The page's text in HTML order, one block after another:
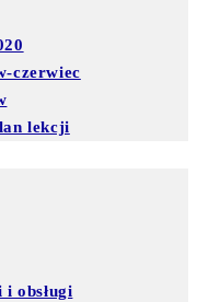
czerwiec
lekcji
obsługi